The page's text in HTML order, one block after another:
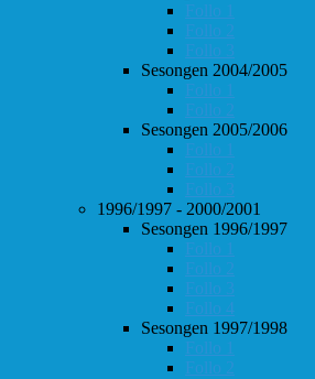
Follo 1
Follo 2
Follo 3
Sesongen 2004/2005
Follo 1
Follo 2
Sesongen 2005/2006
Follo 1
Follo 2
Follo 3
1996/1997 - 2000/2001
Sesongen 1996/1997
Follo 1
Follo 2
Follo 3
Follo 4
Sesongen 1997/1998
Follo 1
Follo 2